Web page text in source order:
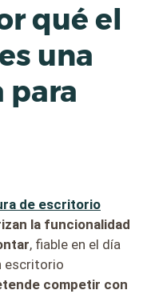
qué el
una
para
de escritorio
la funcionalidad
, fiable en el día
escritorio
competir con